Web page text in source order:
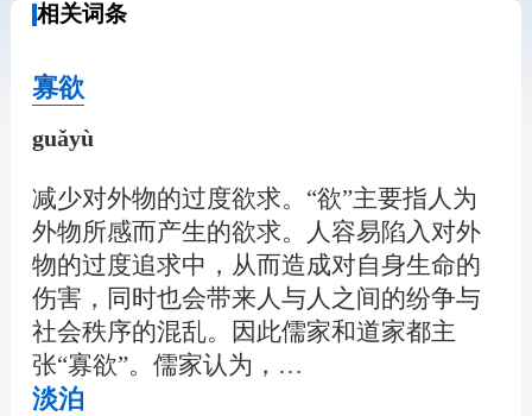
相关词条
寡欲
guǎyù
减少对外物的过度欲求。“欲”主要指人为
外物所感而产生的欲求。人容易陷入对外
物的过度追求中，从而造成对自身生命的
伤害，同时也会带来人与人之间的纷争与
社会秩序的混乱。因此儒家和道家都主
张“寡欲”。儒家认为，…
淡泊